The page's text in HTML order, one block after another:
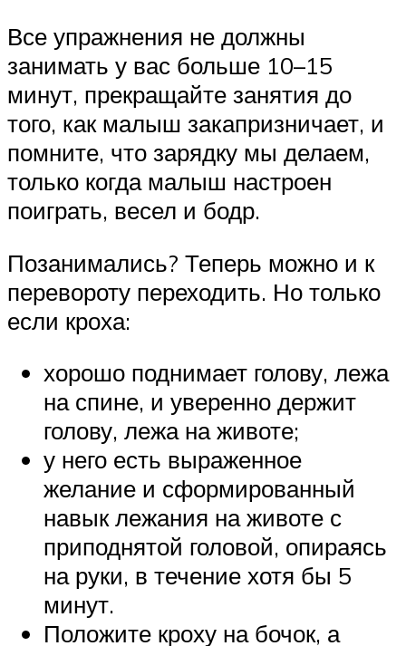
Все упражнения не должны
занимать у вас больше 10–15
минут, прекращайте занятия до
того, как малыш закапризничает, и
помните, что зарядку мы делаем,
только когда малыш настроен
поиграть, весел и бодр.
Позанимались? Теперь можно и к
перевороту переходить. Но только
если кроха:
хорошо поднимает голову, лежа
на спине, и уверенно держит
голову, лежа на животе;
у него есть выраженное
желание и сформированный
навык лежания на животе с
приподнятой головой, опираясь
на руки, в течение хотя бы 5
минут.
Положите кроху на бочок, а